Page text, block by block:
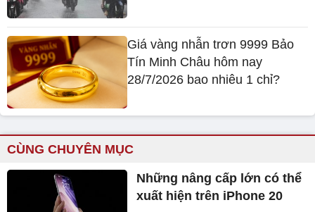
Giá vàng nhẫn trơn 9999 Bảo
Tín Minh Châu hôm nay
28/7/2026 bao nhiêu 1 chỉ?
CÙNG CHUYÊN MỤC
Những nâng cấp lớn có thể
xuất hiện trên iPhone 20